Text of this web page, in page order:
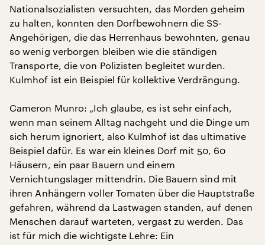
Nationalsozialisten versuchten, das Morden geheim
zu halten, konnten den Dorfbewohnern die SS-
Angehörigen, die das Herrenhaus bewohnten, genau
so wenig verborgen bleiben wie die ständigen
Transporte, die von Polizisten begleitet wurden.
Kulmhof ist ein Beispiel für kollektive Verdrängung.
Cameron Munro: „Ich glaube, es ist sehr einfach,
wenn man seinem Alltag nachgeht und die Dinge um
sich herum ignoriert, also Kulmhof ist das ultimative
Beispiel dafür. Es war ein kleines Dorf mit 50, 60
Häusern, ein paar Bauern und einem
Vernichtungslager mittendrin. Die Bauern sind mit
ihren Anhängern voller Tomaten über die Hauptstraße
gefahren, während da Lastwagen standen, auf denen
Menschen darauf warteten, vergast zu werden. Das
ist für mich die wichtigste Lehre: Ein